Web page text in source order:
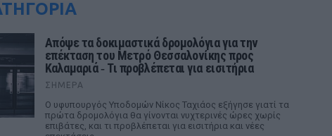
Απόψε τα δοκιμαστικά δρομολόγια για την
επέκταση του Μετρό Θεσσαλονίκης προς
Καλαμαριά ‑ Τι προβλέπεται για εισιτήρια
ΣΉΜΕΡΑ
Ο υφυπουργός Υποδομών Νίκος Ταχιάος εξήγησε γιατί τα
πρώτα δρομολόγια θα γίνονται νυχτερινές ώρες χωρίς
επιβάτες, και τι προβλέπεται για εισιτήρια και νέες